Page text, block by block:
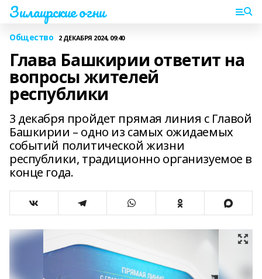
Зилаирские огни
Общество 2 ДЕКАБРЯ 2024, 09:40
Глава Башкирии ответит на
вопросы жителей
республики
3 декабря пройдет прямая линия с Главой
Башкирии – одно из самых ожидаемых
событий политической жизни
республики, традиционно организуемое в
конце года.